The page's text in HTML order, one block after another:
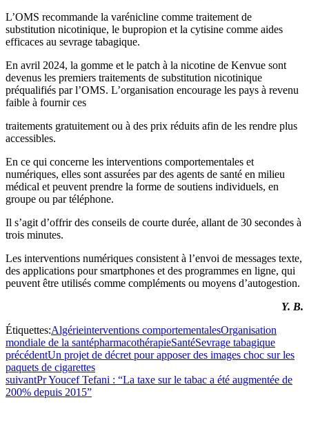
L’OMS recommande la varénicline comme traitement de
substitution nicotinique, le bupropion et la cytisine comme aides
efficaces au sevrage tabagique.
En avril 2024, la gomme et le patch à la nicotine de Kenvue sont
devenus les premiers traitements de substitution nicotinique
préqualifiés par l’OMS. L’organisation encourage les pays à revenu
faible à fournir ces
traitements gratuitement ou à des prix réduits afin de les rendre plus
accessibles.
En ce qui concerne les interventions comportementales et
numériques, elles sont assurées par des agents de santé en milieu
médical et peuvent prendre la forme de soutiens individuels, en
groupe ou par téléphone.
Il s’agit d’offrir des conseils de courte durée, allant de 30 secondes à
trois minutes.
Les interventions numériques consistent à l’envoi de messages texte,
des applications pour smartphones et des programmes en ligne, qui
peuvent être utilisés comme compléments ou moyens d’autogestion.
Y. B.
Étiquettes:Algérieinterventions comportementalesOrganisation
mondiale de la santépharmacothérapieSantéSevrage tabagique
précédentUn projet de décret pour apposer des images choc sur les
paquets de cigarettes
suivantPr Youcef Tefani : “La taxe sur le tabac a été augmentée de
200% depuis 2015”